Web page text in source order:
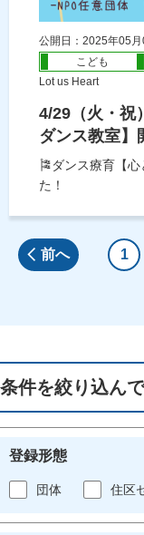
公開日：2025年05月
こども
Lot us Heart
4/29（火・祝
ダンス教室】
🎏ダンス療育【
た！
前へ 1
条件を絞り込ん
登録形態
団体 住区